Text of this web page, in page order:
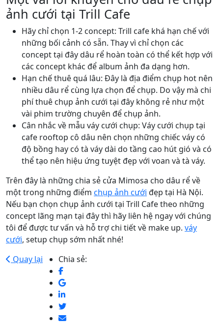
ảnh cưới tại Trill Cafe
Hãy chỉ chọn 1-2 concept: Trill cafe khá hạn chế với
những bối cảnh có sẵn. Thay vì chỉ chọn các
concept tại đây dâu rể hoàn toàn có thể kết hợp với
các concept khác để album ảnh đa dạng hơn.
Hạn chế thuê quá lâu: Đây là địa điểm chụp hot nên
nhiều dâu rể cùng lựa chọn để chụp. Do vậy mà chi
phí thuê chụp ảnh cưới tại đây không rẻ như một
vài phim trường chuyên để chụp ảnh.
Cân nhắc về mẫu váy cưới chụp: Váy cưới chụp tại
cafe rooftop cô dâu nên chọn những chiếc váy có
độ bồng hay có tà váy dài do tầng cao hút gió và có
thể tạo nên hiệu ứng tuyệt đẹp với voan và tà váy.
Trên đây là những chia sẻ cửa Mimosa cho dâu rể về
một trong những điểm chụp ảnh cưới đẹp tại Hà Nội.
Nếu bạn chọn chụp ảnh cưới tại Trill Cafe theo những
concept lãng mạn tại đây thì hãy liên hệ ngay với chúng
tôi để được tư vấn và hỗ trợ chi tiết về make up. váy
cưới, setup chụp sớm nhất nhé!
Quay lại
Chia sẻ: